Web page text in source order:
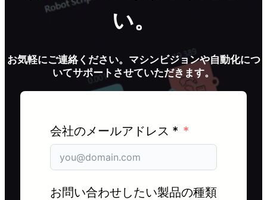
い。
お気軽にご連絡ください。マシンビジョンや自動化につ
いてサポートさせていただきます。
会社のメールアドレス *
お問い合わせしたい製品の種類